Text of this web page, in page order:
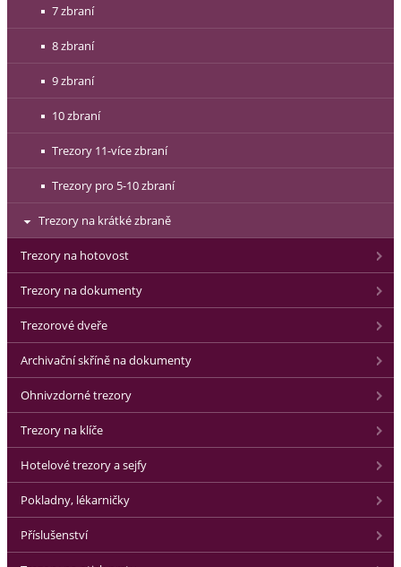
7 zbraní
8 zbraní
9 zbraní
10 zbraní
Trezory 11-více zbraní
Trezory pro 5-10 zbraní
Trezory na krátké zbraně
Trezory na hotovost
Trezory na dokumenty
Trezorové dveře
Archivační skříně na dokumenty
Ohnivzdorné trezory
Trezory na klíče
Hotelové trezory a sejfy
Pokladny, lékarničky
Příslušenství